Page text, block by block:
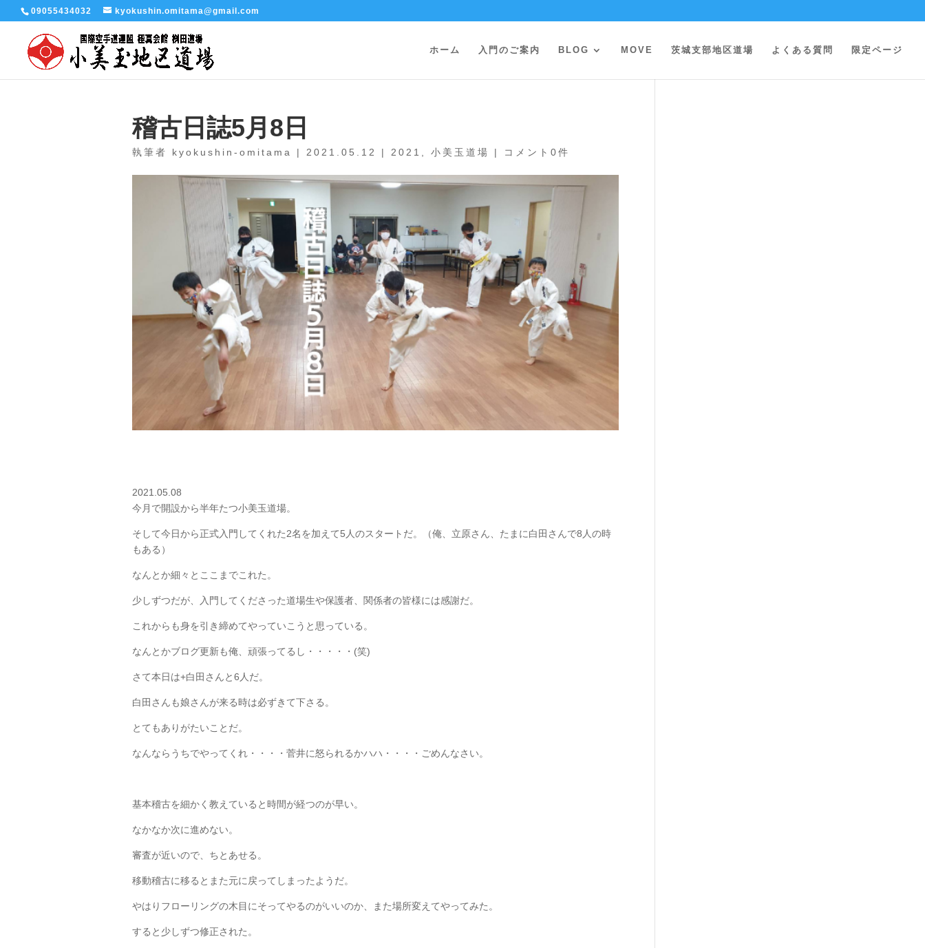
09055434032 kyokushin.omitama@gmail.com
ホーム 入門のご案内 BLOG MOVE 茨城支部地区道場 よくある質問 限定ページ
稽古日誌5月8日
執筆者 kyokushin-omitama | 2021.05.12 | 2021 小美玉道場 | コメント0件
2021.05.08
今月で開設から半年たつ小美玉道場。
そして今日から正式入門してくれた2名を加えて5人のスタートだ。（俺、立原さん、たまに白田さんで8人の時
もある）
なんとか細々とここまでこれた。
少しずつだが、入門してくださった道場生や保護者、関係者の皆様には感謝だ。
これからも身を引き締めてやっていこうと思っている。
なんとかブログ更新も俺、頑張ってるし・・・・・(笑)
さて本日は+白田さんと6人だ。
白田さんも娘さんが来る時は必ずきて下さる。
とてもありがたいことだ。
なんならうちでやってくれ・・・・菅井に怒られるかハハ・・・・ごめんなさい。
基本稽古を細かく教えていると時間が経つのが早い。
なかなか次に進めない。
審査が近いので、ちとあせる。
移動稽古に移るとまた元に戻ってしまったようだ。
やはりフローリングの木目にそってやるのがいいのか、また場所変えてやってみた。
すると少しずつ修正された。